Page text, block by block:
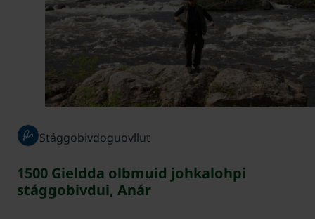
Stággobivdoguovllut
1500 Gieldda olbmuid johkalohpi
stággobivdui, Anár